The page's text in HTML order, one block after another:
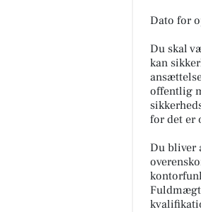
Dato for
Du skal
kan
offentlig
for det er
Du bliver